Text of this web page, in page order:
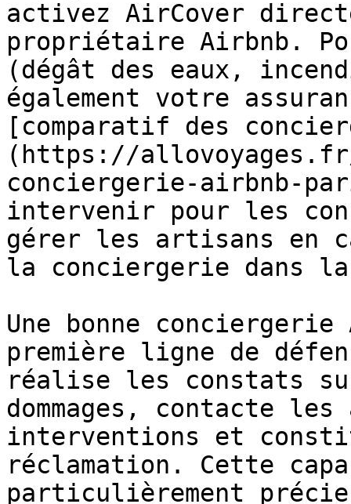
activez AirCover
propriétaire Airbnb.
(dégât des eaux,
également votre
[comparatif des
(https://
conciergerie-airbnb-
intervenir pour les
gérer les artisans en
la conciergerie dans
Une bonne
première ligne de
réalise les constats
dommages, contacte
interventions et
réclamation. Cette
particulièrement